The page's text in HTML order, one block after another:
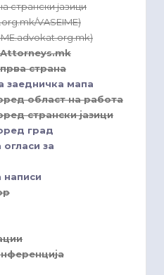
странски јазици
VASEIME)
страна
заедничка мапа
област на работа
странски јазици
град
за
написи